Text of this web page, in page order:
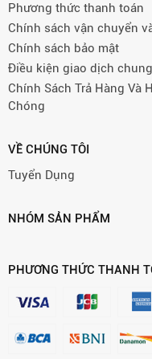
Phương thức thanh toán
Chính sách vận chuyển
Chính sách bảo mật
Điều kiện giao dịch chung
Chính Sách Trả Hàng Và
Chóng
VỀ CHÚNG TÔI
Tuyển Dụng
NHÓM SẢN PHẨM
PHƯƠNG THỨC THANH